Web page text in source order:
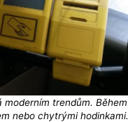
trendům. Během
nebo chytrými hodinkami.